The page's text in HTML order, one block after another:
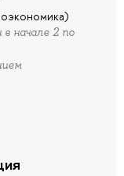
начале 2 по